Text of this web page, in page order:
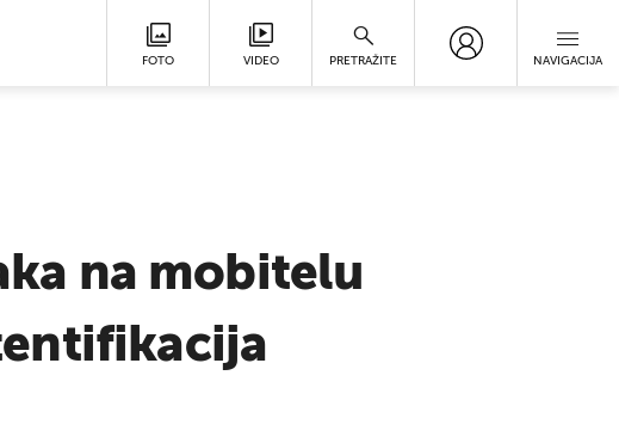
FOTO VIDEO PRETRAŽITE NAVIGACIJA
na mobitelu